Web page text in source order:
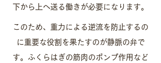
下から上へ送る働きが必要になります。
このため、重力による逆流を防止するの
に重要な役割を果たすのが静脈の弁で
す。ふくらはぎの筋肉のポンプ作用など